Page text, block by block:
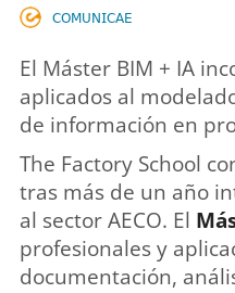
𝖢𝖮𝖬𝖴𝖭𝖨𝖢𝖠𝖤
El Máster BIM + IA
aplicados al
de información en
The Factory School
tras más de un año
al sector AECO. El
profesionales y
documentación,